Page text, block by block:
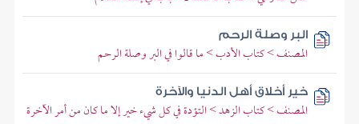
البر وصلة الرحم
المصنف > كتاب الأدب > ما قالوا في البر وصلة الرحم
خير أخلاق أهل الدنيا والآخرة
المصنف > كتاب الزهد > التؤدة في كل شيء خير إلا ما كان من أمر الآخرة